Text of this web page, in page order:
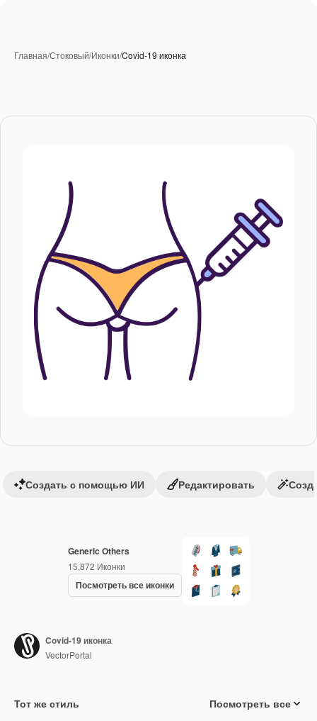
Главная/Стоковый/Иконки/Covid-19 иконка
Generic Others
15,872 Иконки
Посмотреть все иконки
Создать с помощью ИИ Редактировать
Covid-19 иконка
VectorPortal
Тот же стиль Посмотреть все